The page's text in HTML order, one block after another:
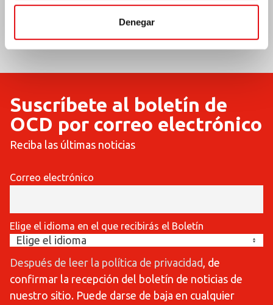
Denegar
421
COMMUNICATIONES
420
Suscríbete al boletín de
OCD por correo electrónico
Reciba las últimas noticias
Correo electrónico
Elige el idioma en el que recibirás el Boletín
Después de leer la política de privacidad, de
confirmar la recepción del boletín de noticias de
nuestro sitio. Puede darse de baja en cualquier